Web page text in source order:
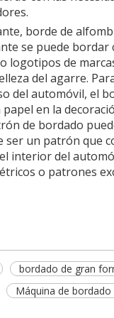
borde de
se puede bordar
logotipos de
del agarre.
del automóvil, el
en la
de bordado
ser un patrón que
interior del
o patrones
bordado de gran
Máquina de bordado